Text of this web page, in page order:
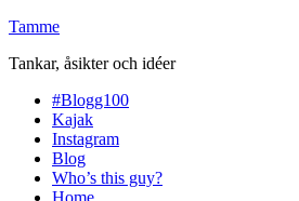
Tamme
Tankar, åsikter och idéer
#Blogg100
Kajak
Instagram
Blog
Who’s this guy?
Home